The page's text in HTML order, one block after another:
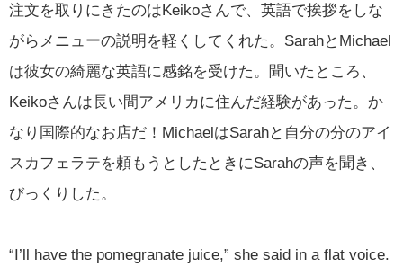
注文を取りにきたのはKeikoさんで、英語で挨拶をしな
がらメニューの説明を軽くしてくれた。SarahとMichael
は彼女の綺麗な英語に感銘を受けた。聞いたところ、
Keikoさんは長い間アメリカに住んだ経験があった。か
なり国際的なお店だ！MichaelはSarahと自分の分のアイ
スカフェラテを頼もうとしたときにSarahの声を聞き、
びっくりした。
“I’ll have the pomegranate juice,” she said in a flat voice.